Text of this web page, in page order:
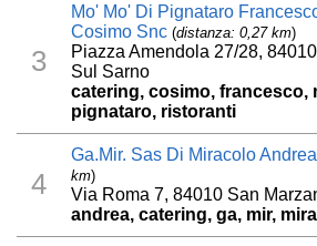
3
Mo' Mo' Di Pignataro
Cosimo Snc (distanza: 0,27 km)
Piazza Amendola 27/28,
Sul Sarno
catering, cosimo, francesco,
pignataro, ristoranti
4
Ga.Mir. Sas Di Miracolo
km)
Via Roma 7, 84010 San
andrea, catering, ga, mir,